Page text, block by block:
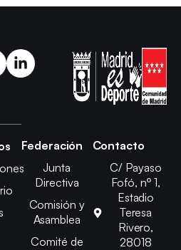
Federación
Junta
Directiva
Comisión y
Asamblea
Comité de
Contacto
C/ Payaso
Fofó, nº 1,
Estadio
Teresa
Rivero,
28018